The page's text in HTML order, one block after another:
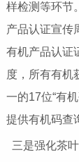
样检测等环节
产品认证宣传
有机产品认证
度，所有有机
一的17位“有
提供有机码查
三是强化茶